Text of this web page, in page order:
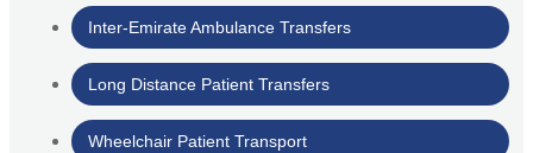
Inter-Emirate Ambulance Transfers
Long Distance Patient Transfers
Wheelchair Patient Transport